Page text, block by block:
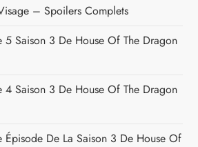
– Spoilers Complets
5 Saison 3 De House Of The Dragon
4 Saison 3 De House Of The Dragon
Épisode De La Saison 3 De House Of